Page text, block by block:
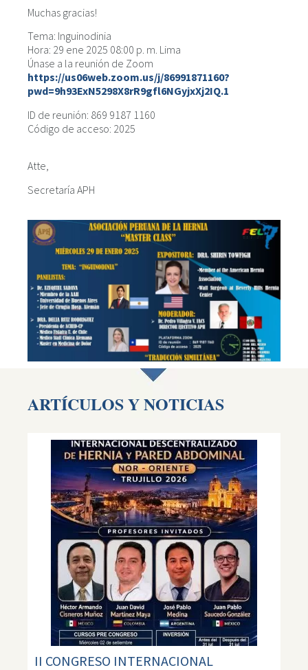
Muchas gracias!
Tema: Inguinodinia
Hora: 29 ene 2025 08:00 p. m. Lima
Únase a la reunión de Zoom
https://us06web.zoom.us/j/86991871160?
pwd=9h93ExN5298X8rR9gfl6NGyjxXj2IQ.1
ID de reunión: 869 9187 1160
Código de acceso: 2025
Atte,
Secretaría APH
ARTÍCULOS Y NOTICIAS
II CONGRESO INTERNACIONAL